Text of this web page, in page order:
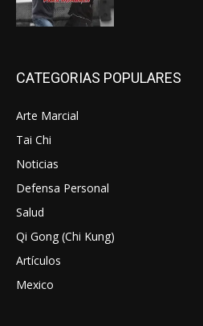
CATEGORIAS POPULARES
Arte Marcial
Tai Chi
Noticias
Defensa Personal
Salud
Qi Gong (Chi Kung)
Artículos
Mexico